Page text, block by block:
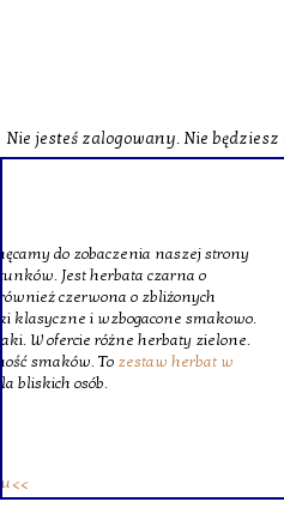
Nie jesteś zalogowany. Nie